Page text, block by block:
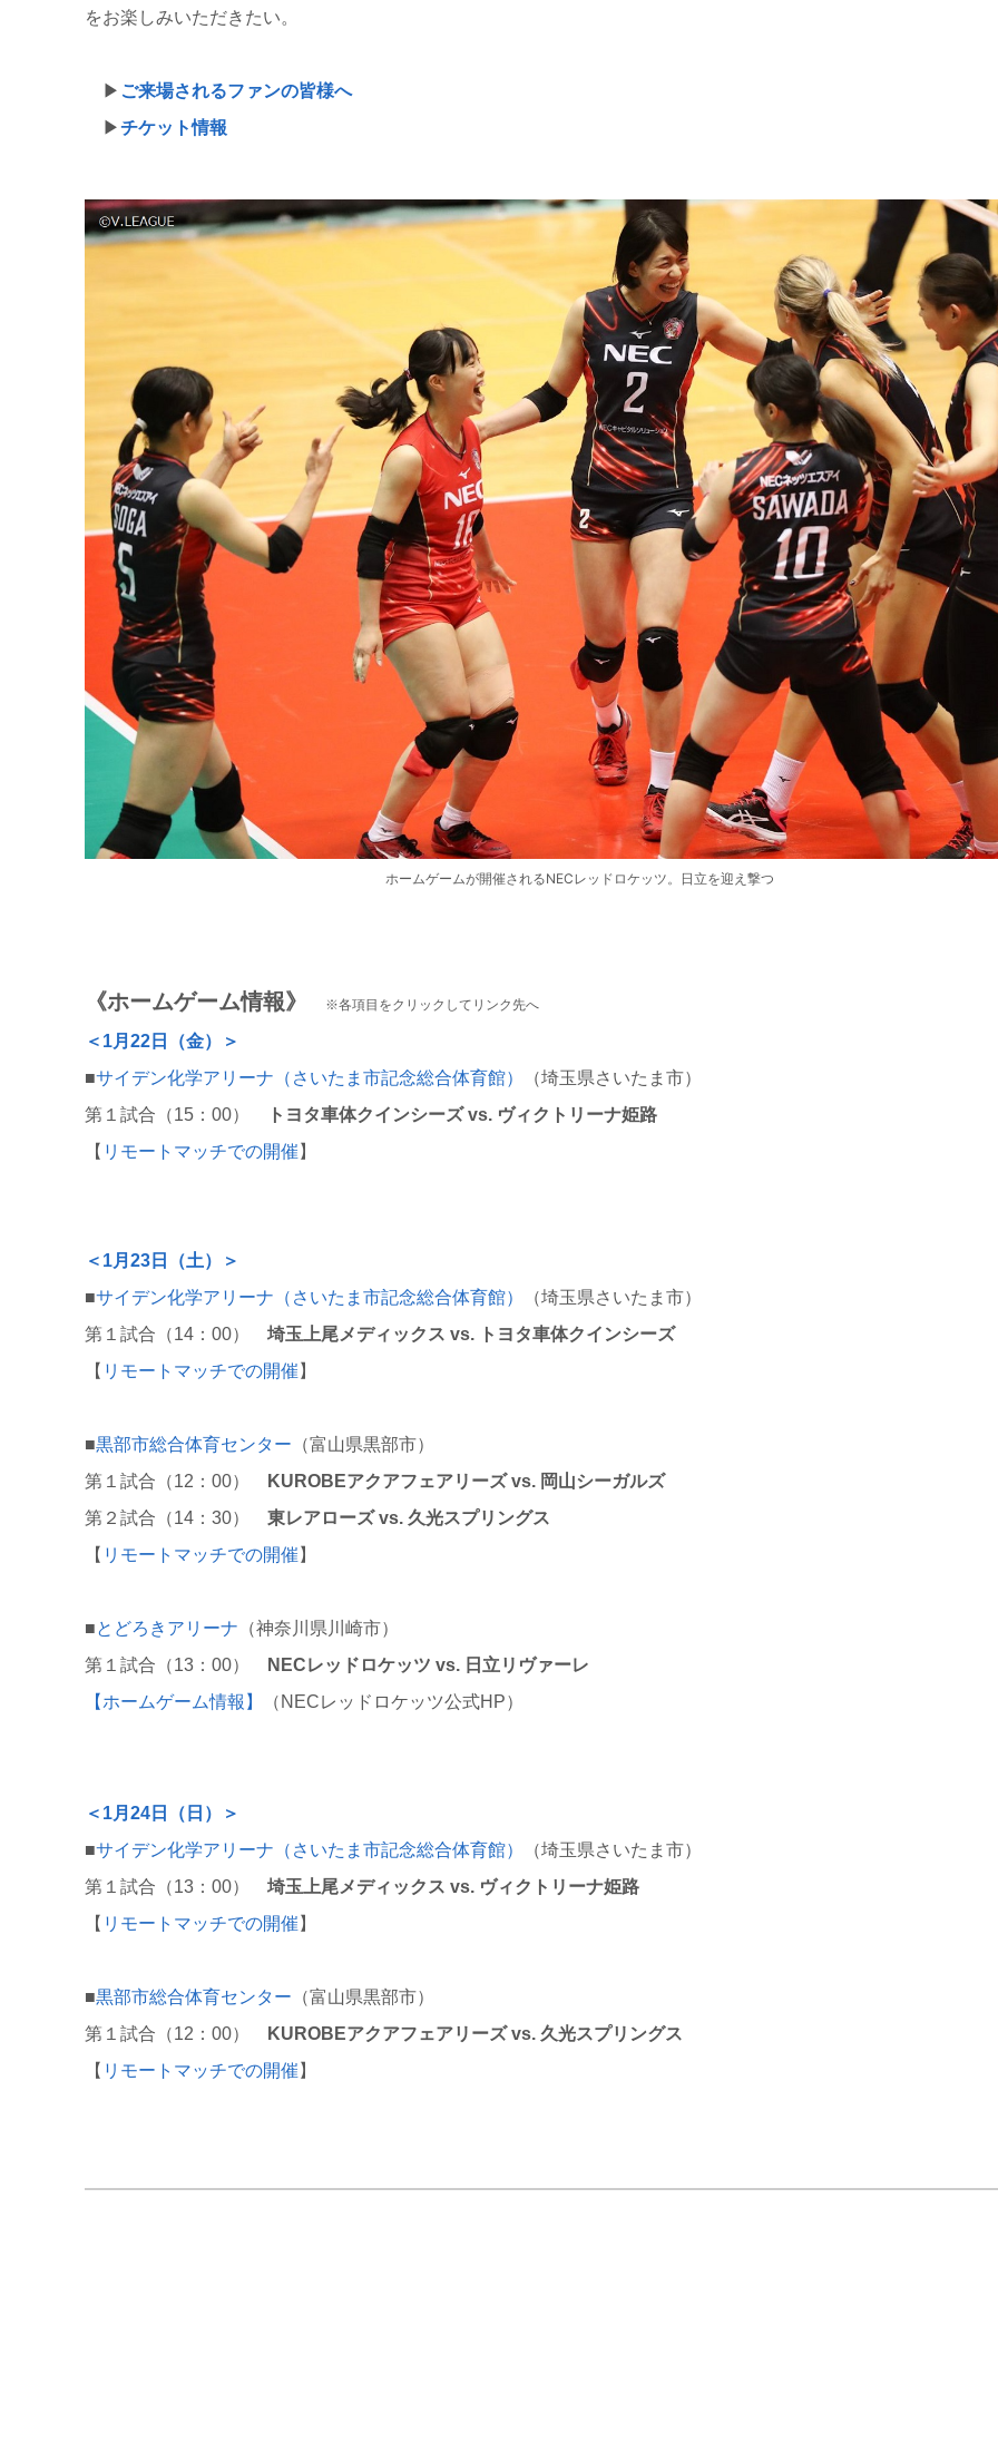
をお楽しみいただきたい。
▶ ご来場されるファンの皆様へ
▶チケット情報
ホームゲームが開催されるNECレッドロケッツ。日立を迎え撃つ
《ホームゲーム情報》 ※各項目をクリックしてリンク先へ
＜1月22日（金）＞
■サイデン化学アリーナ（さいたま市記念総合体育館）
（埼玉県さいたま市）
第１試合（15：00）
トヨタ車体クインシーズ vs. ヴィクトリーナ姫路
【 リモートマッチでの開催 】
＜1月23日（土）＞
■サイデン化学アリーナ（さいたま市記念総合体育館）
（埼玉県さいたま市）
第１試合（14：00） 埼玉上尾メディックス vs. トヨタ車体クインシーズ
【 リモートマッチでの開催 】
■黒部市総合体育センター （富山県黒部市）
第１試合（12：00）
KUROBEアクアフェアリーズ vs. 岡山シーガルズ
第２試合（14：30） 東レアローズ vs. 久光スプリングス
【 リモートマッチでの開催 】
■とどろきアリーナ （神奈川県川崎市）
第１試合（13：00）
NECレッドロケッツ vs. 日立リヴァーレ
【ホームゲーム情報】
（NECレッドロケッツ公式HP）
＜1月24日（日）＞
■サイデン化学アリーナ（さいたま市記念総合体育館）
（埼玉県さいたま市）
第１試合（13：00） 埼玉上尾メディックス vs. ヴィクトリーナ姫路
【 リモートマッチでの開催 】
■黒部市総合体育センター （富山県黒部市）
第１試合（12：00）
KUROBEアクアフェアリーズ vs. 久光スプリングス
【 リモートマッチでの開催 】